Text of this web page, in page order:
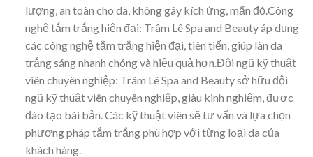
lượng, an toàn cho da, không gây kích ứng, mẩn đỏ.Công
nghệ tắm trắng hiện đại: Trâm Lê Spa and Beauty áp dụng
các công nghệ tắm trắng hiện đại, tiên tiến, giúp làn da
trắng sáng nhanh chóng và hiệu quả hơn.Đội ngũ kỹ thuật
viên chuyên nghiệp: Trâm Lê Spa and Beauty sở hữu đội
ngũ kỹ thuật viên chuyên nghiệp, giàu kinh nghiệm, được
đào tạo bài bản. Các kỹ thuật viên sẽ tư vấn và lựa chọn
phương pháp tắm trắng phù hợp với từng loại da của
khách hàng.